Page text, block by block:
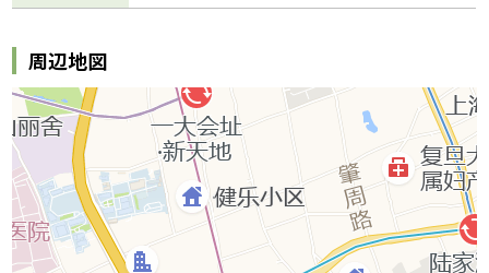
周辺地図